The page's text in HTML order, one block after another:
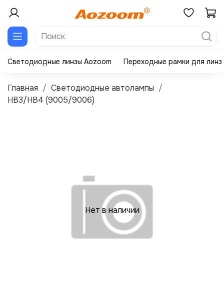
Светодиодные линзы Aozoom Переходные рамки для линз
Главная
Светодиодные автолампы
HB3/HB4 (9005/9006)
Нет в наличии